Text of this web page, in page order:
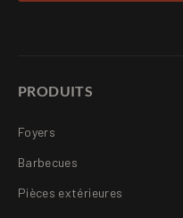
PRODUITS
Foyers
Barbecues
Pièces extérieures